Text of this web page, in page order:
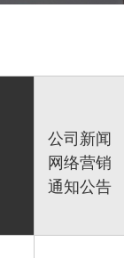
公司新闻
网络营销
通知公告